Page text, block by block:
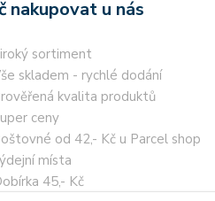
nakupovat u nás
sortiment
skladem - rychlé dodání
kvalita produktů
ceny
od 42,- Kč u Parcel shop
místa
45,- Kč